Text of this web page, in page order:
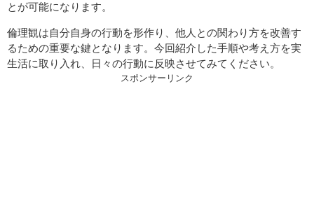
とが可能になります。
倫理観は自分自身の行動を形作り、他人との関わり方を改善す
るための重要な鍵となります。今回紹介した手順や考え方を実
生活に取り入れ、日々の行動に反映させてみてください。
スポンサーリンク